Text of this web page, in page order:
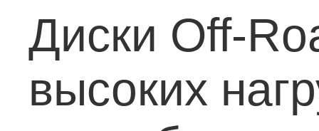
Диски Off-
высоких